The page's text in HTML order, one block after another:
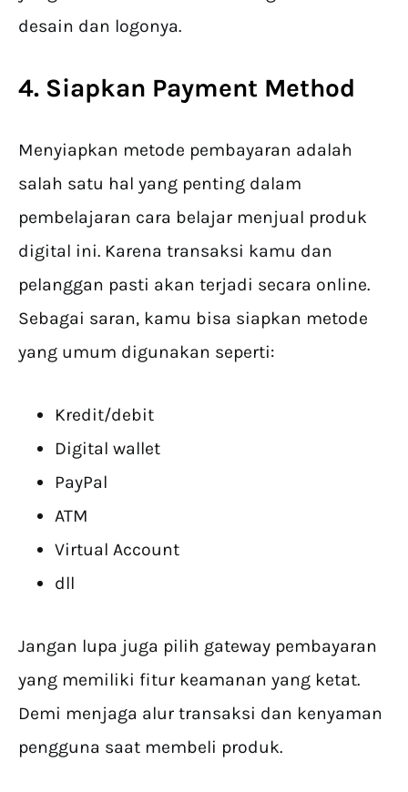
desain dan logonya.
4. Siapkan Payment Method
Menyiapkan metode pembayaran adalah
salah satu hal yang penting dalam
pembelajaran cara belajar menjual produk
digital ini. Karena transaksi kamu dan
pelanggan pasti akan terjadi secara online.
Sebagai saran, kamu bisa siapkan metode
yang umum digunakan seperti:
Kredit/debit
Digital wallet
PayPal
ATM
Virtual Account
dll
Jangan lupa juga pilih gateway pembayaran
yang memiliki fitur keamanan yang ketat.
Demi menjaga alur transaksi dan kenyaman
pengguna saat membeli produk.